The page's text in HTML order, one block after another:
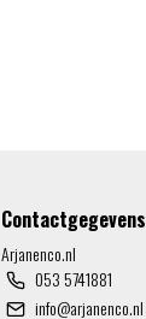
Contactgegevens
Arjanenco.nl
053 5741881
info@arjanenco.nl